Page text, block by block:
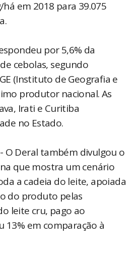
em 2018 para 39.075
por 5,6% da
cebolas, segundo
(Instituto de Geografia e
produtor nacional. As
Irati e Curitiba
no Estado.
- O Deral também divulgou o
que mostra um cenário
a cadeia do leite, apoiada
do produto pelas
leite cru, pago ao
em comparação à